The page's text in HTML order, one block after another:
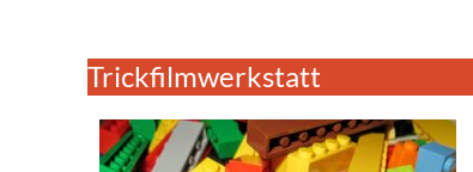
Trickfilmwerkstatt